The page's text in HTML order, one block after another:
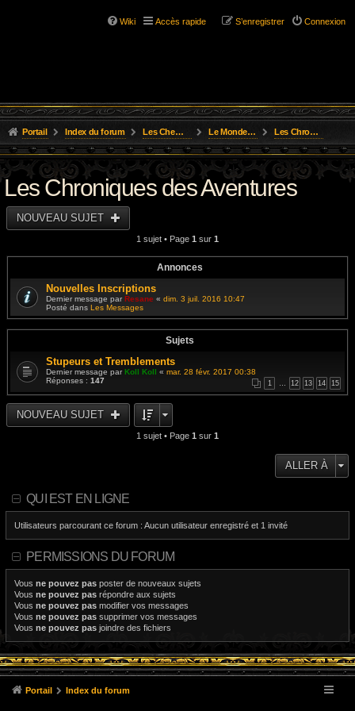
Wiki Accès rapide Connexion
S’enregistrer
Portail Index du forum Les Chemins de L'Aventure Le Monde D'Osgild Les Chroniques des Aventures
Les Chroniques des Aventures
NOUVEAU SUJET
1 sujet • Page 1 sur 1
Annonces
Nouvelles Inscriptions
Dernier message parResane « dim. 3 juil. 2016 10:47
Posté dans Les Messages
Sujets
Stupeurs et Tremblements
Dernier message parKoll Koll « mar. 28 févr. 2017 00:38
Réponses : 147 1 … 12 13 14 15
NOUVEAU SUJET
1 sujet • Page 1 sur 1
ALLER À
QUI EST EN LIGNE
Utilisateurs parcourant ce forum : Aucun utilisateur enregistré et 1 invité
PERMISSIONS DU FORUM
Vous ne pouvez pas poster de nouveaux sujets
Vous ne pouvez pas répondre aux sujets
Vous ne pouvez pas modifier vos messages
Vous ne pouvez pas supprimer vos messages
Vous ne pouvez pas joindre des fichiers
Portail Index du forum